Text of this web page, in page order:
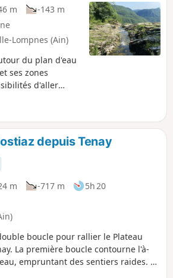
m
-143 m
Lompnes (Ain)
du plan d'eau
ses zones
d'aller
depuis Tenay
m -717 m
5h 20
boucle pour rallier le Plateau
La première boucle contourne l'à-
empruntant des sentiers raides. La